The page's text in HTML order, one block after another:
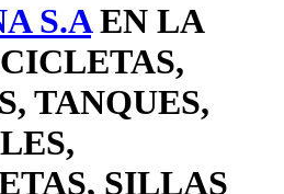
S.AEN LA
TANQUES,
SILLAS